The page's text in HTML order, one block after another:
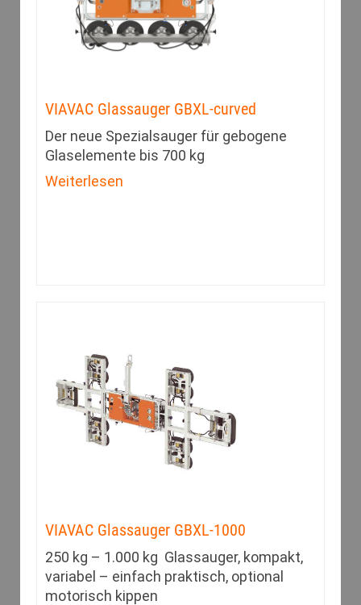
VIAVAC Glassauger GBXL-curved
Der neue Spezialsauger für gebogene
Glaselemente bis 700 kg
Weiterlesen
VIAVAC Glassauger GBXL-1000
250 kg – 1.000 kg Glassauger, kompakt,
variabel – einfach praktisch, optional
motorisch kippen